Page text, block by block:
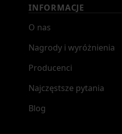
INFORMACJE
O nas
Nagrody i wyróżnienia
Producenci
Najczęstsze pytania
Blog